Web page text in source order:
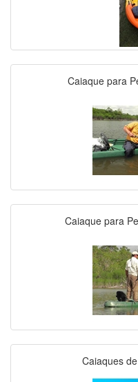
Caiaque para
Caiaque para
Caiaques